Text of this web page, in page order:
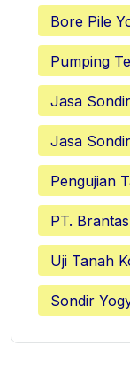
Bore Pile
Pumping
Jasa
Jasa
Pengujian
PT.
Uji Tanah
Sondir